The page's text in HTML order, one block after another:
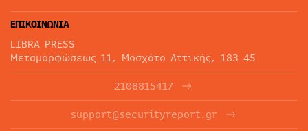
ΕΠΙΚΟΙΝΩΝΙΑ
LIBRA PRESS
Μεταμορφώσεως 11, Μοσχάτο Αττικής, 183 45
2108815417
support@securityreport.gr